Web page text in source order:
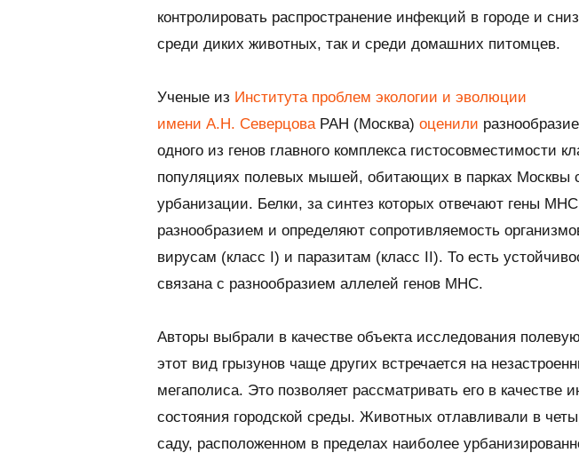
контролировать распространение инфекций в городе и
среди диких животных, так и среди домашних питомцев.
Ученые из Института проблем экологии и эволюции
имени А.Н. Северцова РАН (Москва) оценили
одного из генов главного комплекса гистосовместимости
популяциях полевых мышей, обитающих в парках Москвы
урбанизации. Белки, за синтез которых отвечают гены
разнообразием и определяют сопротивляемость
вирусам (класс I) и паразитам (класс II). То есть
связана с разнообразием аллелей генов MHC.
Авторы выбрали в качестве объекта исследования
этот вид грызунов чаще других встречается на
мегаполиса. Это позволяет рассматривать его в качестве
состояния городской среды. Животных отлавливали в
саду, расположенном в пределах наиболее